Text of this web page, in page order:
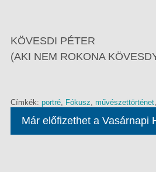
KÖVESDI PÉTER
(AKI NEM ROKONA
Címkék: portré, Fókusz, művészettörténet,
Már előfizethet a Vasárnapi